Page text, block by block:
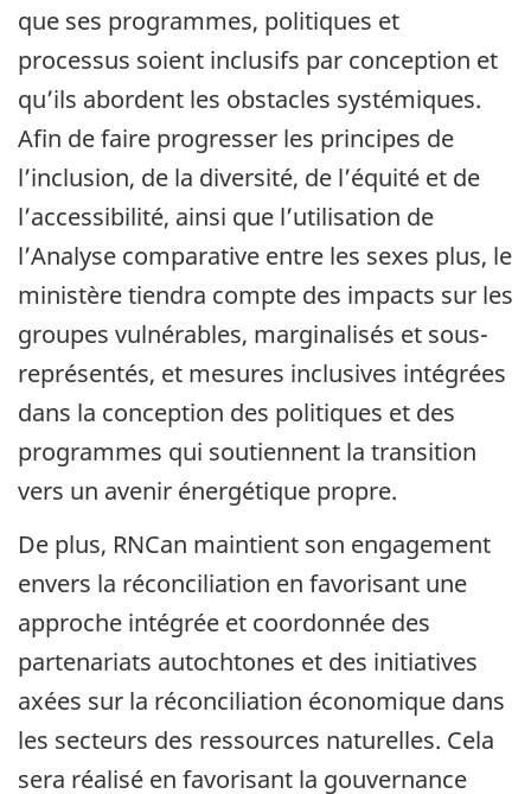
que ses programmes, politiques et
processus soient inclusifs par conception et
qu’ils abordent les obstacles systémiques.
Afin de faire progresser les principes de
l’inclusion, de la diversité, de l’équité et de
l’accessibilité, ainsi que l’utilisation de
l’Analyse comparative entre les sexes plus, le
ministère tiendra compte des impacts sur les
groupes vulnérables, marginalisés et sous-
représentés, et mesures inclusives intégrées
dans la conception des politiques et des
programmes qui soutiennent la transition
vers un avenir énergétique propre.
De plus, RNCan maintient son engagement
envers la réconciliation en favorisant une
approche intégrée et coordonnée des
partenariats autochtones et des initiatives
axées sur la réconciliation économique dans
les secteurs des ressources naturelles. Cela
sera réalisé en favorisant la gouvernance